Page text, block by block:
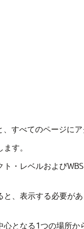
すべてのページにア
す。
・レベルおよび
、表示する必要が
となる1つの場所か